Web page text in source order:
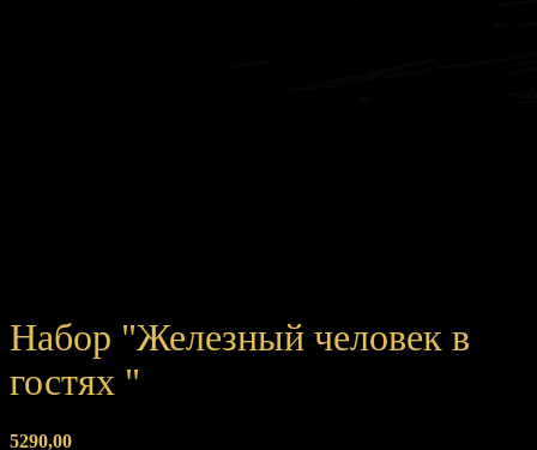
Набор "Железный человек в
гостях "
5290,00